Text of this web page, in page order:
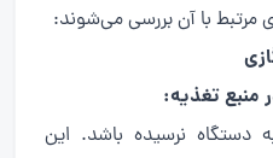
مرتبط با آن بررسی می‌شوند:
نرسیده باشد. این